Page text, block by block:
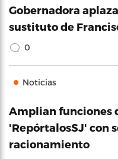
Gobernadora
sustituto de
0
Noticias
Amplian funciones
'RepórtalosSJ' con
racionamiento